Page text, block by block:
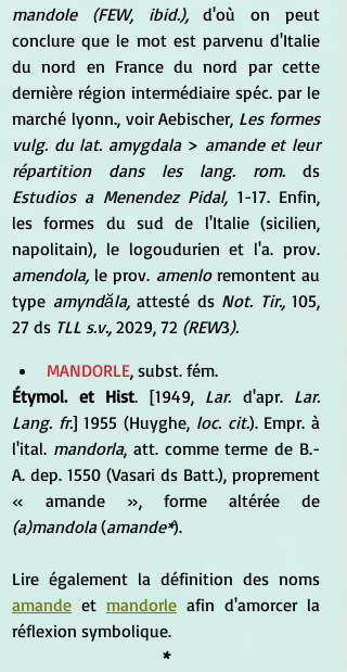
mandole (FEW, ibid.), d'où on peut
conclure que le mot est parvenu d'Italie
du nord en France du nord par cette
dernière région intermédiaire spéc. par le
marché lyonn., voir Aebischer, Les formes
vulg. du lat. amygdala > amande et leur
répartition dans les lang. rom.
Estudios a Menendez Pidal, 1-17. Enfin,
les formes du sud de l'Italie (sicilien,
amendola, le prov. amenlo remontent au
type amyndăla, attesté ds Not. Tir., 105,
27 ds TLL s.v., 2029, 72 (REW3).
MANDORLE, subst. fém.
Étymol. et Hist. [1949, Lar. d'apr. Lar.
Lang. fr.] 1955 (Huyghe, loc. cit.). Empr. à
l'ital. mandorla, att. comme terme de B.-
A. dep. 1550 (Vasari ds Batt.), proprement
(a)mandola (amande*).
amande et mandorle afin d'amorcer la
réflexion symbolique.
*